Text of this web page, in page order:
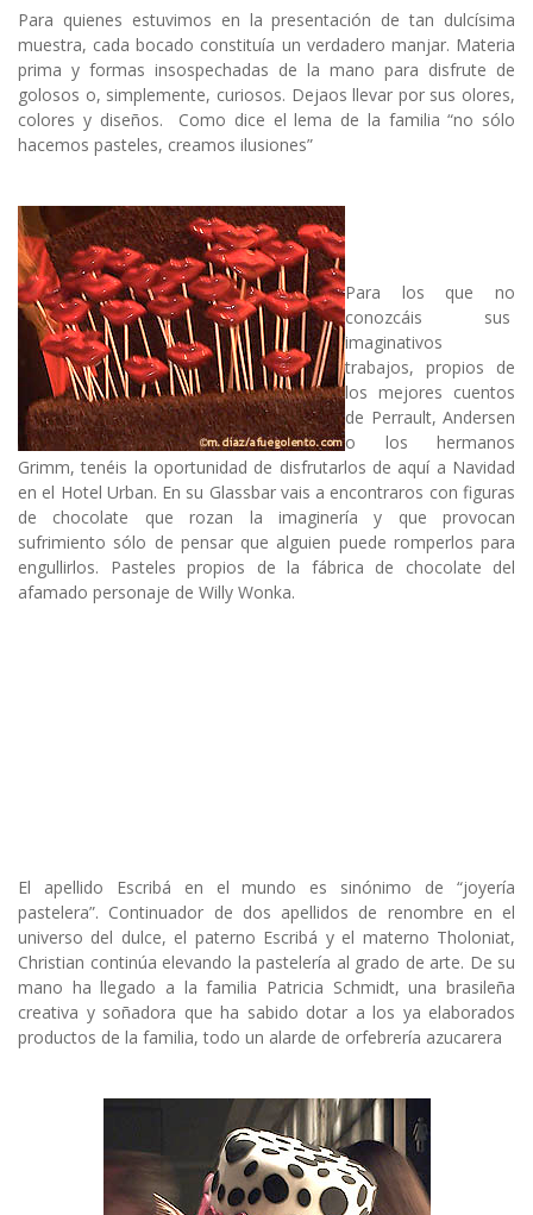
Para quienes estuvimos en la presentación de tan dulcísima
muestra, cada bocado constituía un verdadero manjar. Materia
prima y formas insospechadas de la mano para disfrute de
golosos o, simplemente, curiosos. Dejaos llevar por sus olores,
colores y diseños. Como dice el lema de la familia “no sólo
hacemos pasteles, creamos ilusiones”
Para los que no
conozcáis sus
imaginativos
trabajos, propios de
los mejores cuentos
de Perrault, Andersen
o los hermanos
Grimm, tenéis la oportunidad de disfrutarlos de aquí a Navidad
en el Hotel Urban. En su Glassbar vais a encontraros con figuras
de chocolate que rozan la imaginería y que provocan
sufrimiento sólo de pensar que alguien puede romperlos para
engullirlos. Pasteles propios de la fábrica de chocolate del
afamado personaje de Willy Wonka.
El apellido Escribá en el mundo es sinónimo de “joyería
pastelera”. Continuador de dos apellidos de renombre en el
universo del dulce, el paterno Escribá y el materno Tholoniat,
Christian continúa elevando la pastelería al grado de arte. De su
mano ha llegado a la familia Patricia Schmidt, una brasileña
creativa y soñadora que ha sabido dotar a los ya elaborados
productos de la familia, todo un alarde de orfebrería azucarera